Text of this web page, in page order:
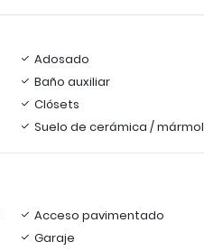
Adosado
Baño auxiliar
Clósets
Suelo de cerámica / mármol
Acceso pavimentado
Garaje